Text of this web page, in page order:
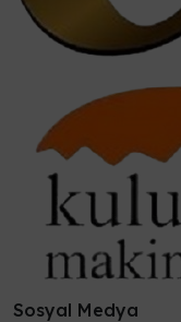
Sosyal Medya